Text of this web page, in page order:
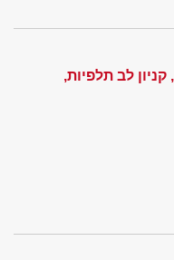
האומן 17, קניון לב תלפיות,